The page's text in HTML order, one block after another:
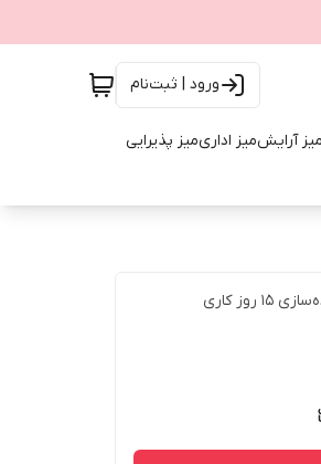
ورود | ثبت‌نام
میز آرایشمیز اداریمیز پذیرایی
15 روز کاری